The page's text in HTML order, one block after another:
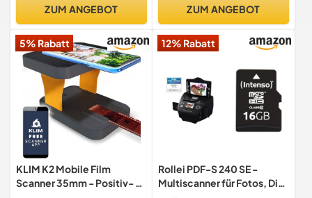
ZUM ANGEBOT ZUM ANGEBOT
5% Rabatt
KLIM K2 Mobile Film
Scanner 35mm - Positiv- &
12% Rabatt
Rollei PDF-S 240 SE -
Multiscanner für Fotos, Dias